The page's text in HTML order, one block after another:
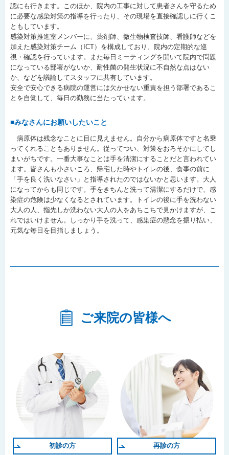
認にも行きます。このほか、院内の工事に対して患者さんを守るため
に必要な感染対策の指導を行ったり、その現場を直接確認しに行くこ
ともしています。
感染対策推進室メンバーに、薬剤師、微生物検査技師、看護師などを
加えた感染対策チーム（ICT）を構成しており、院内の定期的な巡
視・確認を行っています。また毎日ミーティングを開いて院内で問題
になっている部署がないか、耐性菌の発生状況に不自然な点はない
か、などを議論してスタッフに共有しています。
安全で安心できる病院の運営には欠かせない重責を担う部署であるこ
とを自覚して、毎日の勤務に当たっています。
■みなさんにお願いしたいこと
病原体は残念なことに目に見えません。自分から病原体ですと名乗
ってくれることもありません。従ってつい、対策をおろそかにしてし
まいがちです。一番大事なことは手を清潔にすることだと言われてい
ます。皆さんも小さいころ、帰宅した時やトイレの後、食事の前に
「手を良く洗いなさい」と指導されたのではないかと思います。大人
になってからも同じです。手をきちんと洗って清潔にするだけで、感
染症の危険は少なくなるとされています。トイレの後に手を洗わない
大人の人、指先しか洗わない大人の人をあちこちで見かけますが、こ
れではいけません。しっかり手を洗って、感染症の懸念を振り払い、
元気な毎日を目指しましょう。
ご来院の皆様へ
初診の方 再診の方